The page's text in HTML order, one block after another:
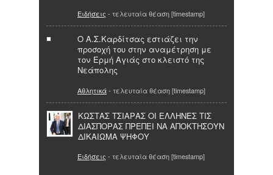
Ειδήσεις - τελευταία θέαση [timestamp]
Ο Α.Σ.Καρδίτσας εστιάζει την
προσοχή του στην αναμέτρηση με
τον Ερμή Αγιάς στο κλειστό της
Νεάπολης
Αθλητικά- τελευταία θέαση [timestamp]
KΩΣΤΑΣ ΤΣΙΑΡΑΣ OI ΕΛΛΗΝΕΣ ΤΙΣ
ΔΙΑΣΠΟΡΑΣ ΠΡΕΠΕΙ ΝΑ ΑΠΟΚΤΗΣΟΥΝ
ΔΙΚΑΙΩΜΑ ΨΗΦΟΥ
Ειδήσεις - τελευταία θέαση [timestamp]